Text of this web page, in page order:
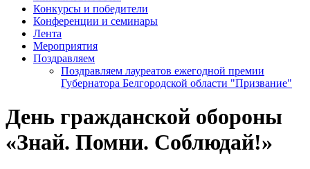
Конкурсы и победители
Конференции и семинары
Лента
Мероприятия
Поздравляем
Поздравляем лауреатов ежегодной премии
Губернатора Белгородской области "Призвание"
День гражданской обороны
«Знай. Помни. Соблюдай!»